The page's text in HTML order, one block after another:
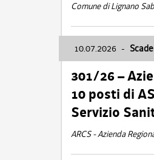
Comune di Lignano
10.07.2026 -
301/26 –
10 posti di
Servizio
ARCS - Azienda